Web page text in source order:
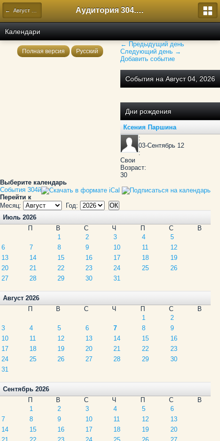
← Август 2026 Аудитория 304. История России
Календари
← Предыдущий день
Следующий день →
Добавить событие
События на Август 04, 2026
Дни рождения
Ксения Паршина
:
03-Сентябрь 12
:
Свои
Возраст:
30
Выберите календарь
События 304й
Перейти к
Месяц:
Год:
Июль 2026
П
В С Ч П С
В
1
2 3 4
5
6
7 8 9 10 11
12
13
14 15 16 17 18
19
20
21 22 23 24 25
26
27
28 29 30 31
Август 2026
П
В С Ч П С
В
1
2
3
4 5 6 7 8
9
10
11 12 13 14 15
16
17
18 19 20 21 22
23
24
25 26 27 28 29
30
31
Сентябрь 2026
П
В С Ч П С
В
1
2 3 4 5
6
7
8 9 10 11 12
13
14
15 16 17 18 19
20
Полная версия Русский